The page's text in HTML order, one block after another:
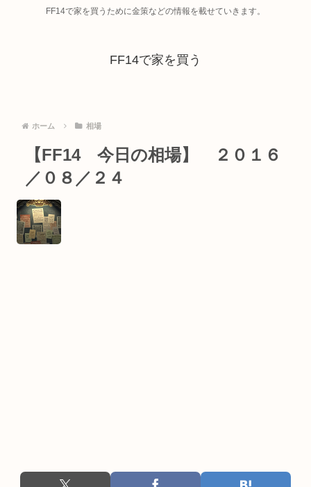
FF14で家を買うために金策などの情報を載せていきます。
FF14で家を買う
ホーム 相場
【FF14 今日の相場】 ２０１６
／０８／２４